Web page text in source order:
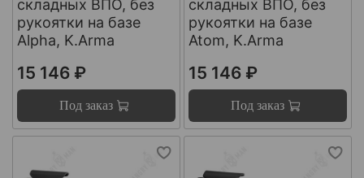
складных ВПО, без
рукоятки на базе
Alpha, K.Arma
15 146 ₽
Под заказ
складных ВПО, без
рукоятки на базе
Atom, K.Arma
15 146 ₽
Под заказ